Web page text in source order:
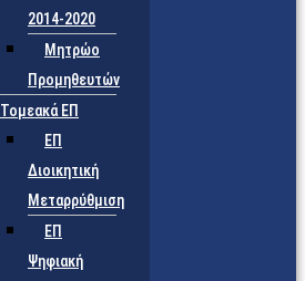
2014-2020
Μητρώο
Προμηθευτών
Τομεακά ΕΠ
ΕΠ
Διοικητική
Μεταρρύθμιση
ΕΠ
Ψηφιακή